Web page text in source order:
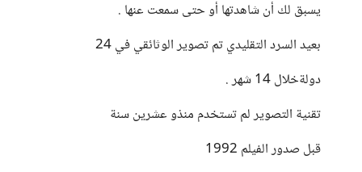
يسبق لك أن شاهدتها أو حتى سمعت عنها .
بعيد السرد التقليدي تم تصوير الوثائقي في 24
دولةخلال 14 شهر .
تقنية التصوير لم تستخدم منذو عشرين سنة
قبل صدور الفيلم 1992